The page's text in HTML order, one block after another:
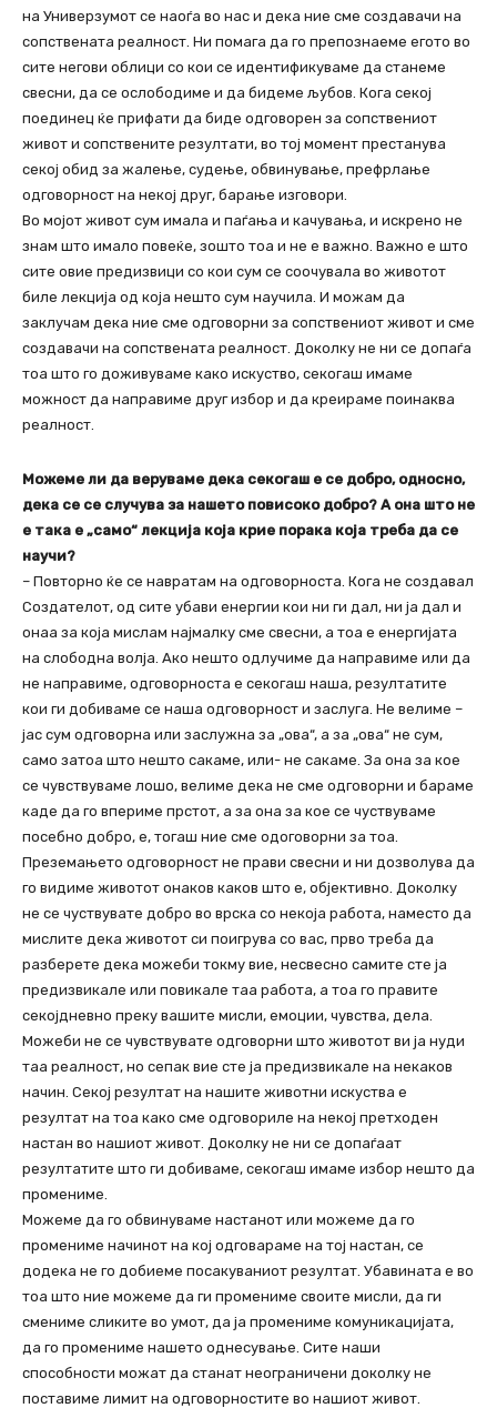
на Универзумот се наоѓа во нас и дека ние сме создавачи на
сопствената реалност. Ни помага да го препознаеме егото во
сите негови облици со кои се идентификуваме да станеме
свесни, да се ослободиме и да бидеме љубов. Кога секој
поединец ќе прифати да биде одговорен за сопствениот
живот и сопствените резултати, во тој момент престанува
секој обид за жалење, судење, обвинување, префрлање
одговорност на некој друг, барање изговори.
Во мојот живот сум имала и паѓања и качувања, и искрено не
знам што имало повеќе, зошто тоа и не е важно. Важно е што
сите овие предизвици со кои сум се соочувала во животот
биле лекција од која нешто сум научила. И можам да
заклучам дека ние сме одговорни за сопствениот живот и сме
создавачи на сопствената реалност. Доколку не ни се допаѓа
тоа што го доживуваме како искуство, секогаш имаме
можност да направиме друг избор и да креираме поинаква
реалност.
Можеме ли да веруваме дека секогаш е се добро, односно,
дека се се случува за нашето повисоко добро? А она што не
е така е „само“ лекција која крие порака која треба да се
научи?
– Повторно ќе се навратам на одговорноста. Кога не создавал
Создателот, од сите убави енергии кои ни ги дал, ни ја дал и
онаа за која мислам најмалку сме свесни, а тоа е енергијата
на слободна волја. Ако нешто одлучиме да направиме или да
не направиме, одговорноста е секогаш наша, резултатите
кои ги добиваме се наша одговорност и заслуга. Не велиме –
јас сум одговорна или заслужна за „ова“, а за „ова“ не сум,
само затоа што нешто сакаме, или- не сакаме. За она за кое
се чувствуваме лошо, велиме дека не сме одговорни и бараме
каде да го впериме прстот, а за она за кое се чуствуваме
посебно добро, е, тогаш ние сме одоговорни за тоа.
Преземањето одговорност не прави свесни и ни дозволува да
го видиме животот онаков каков што е, објективно. Доколку
не се чуствувате добро во врска со некоја работа, наместо да
мислите дека животот си поигрува со вас, прво треба да
разберете дека можеби токму вие, несвесно самите сте ја
предизвикале или повикале таа работа, а тоа го правите
секојдневно преку вашите мисли, емоции, чувства, дела.
Можеби не се чувствувате одговорни што животот ви ја нуди
таа реалност, но сепак вие сте ја предизвикале на некаков
начин. Секој резултат на нашите животни искуства е
резултат на тоа како сме одговориле на некој претходен
настан во нашиот живот. Доколку не ни се допаѓаат
резултатите што ги добиваме, секогаш имаме избор нешто да
промениме.
Можеме да го обвинуваме настанот или можеме да го
промениме начинот на кој одговараме на тој настан, се
додека не го добиеме посакуваниот резултат. Убавината е во
тоа што ние можеме да ги промениме своите мисли, да ги
смениме сликите во умот, да ја промениме комуникацијата,
да го промениме нашето однесување. Сите наши
способности можат да станат неограничени доколку не
поставиме лимит на одговорностите во нашиот живот.